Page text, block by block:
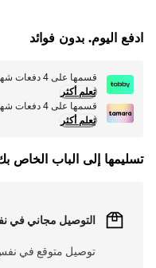
ادفع اليوم. بدون فوائد
قسمها على 4 دفعات شهرية بقيمة
تعلم أكثر
قسمها على 4 دفعات شهرية بقيمة
تعلم أكثر
تسليمها إلى الباب الخاص
التوصيل مجاني في
توصيل متوقع في نفس